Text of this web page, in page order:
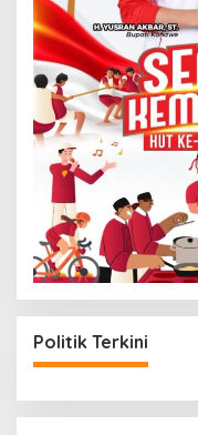
Politik Terkini